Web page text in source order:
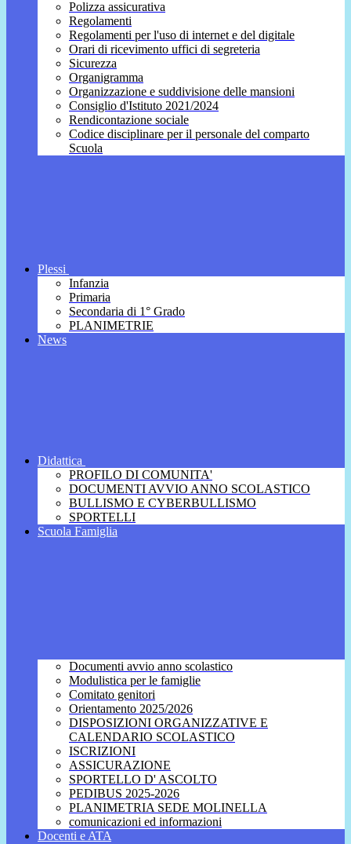
Polizza assicurativa
Regolamenti
Regolamenti per l'uso di internet e del digitale
Orari di ricevimento uffici di segreteria
Sicurezza
Organigramma
Organizzazione e suddivisione delle mansioni
Consiglio d'Istituto 2021/2024
Rendicontazione sociale
Codice disciplinare per il personale del comparto
Scuola
Plessi
Infanzia
Primaria
Secondaria di 1° Grado
PLANIMETRIE
News
Didattica
PROFILO DI COMUNITA'
DOCUMENTI AVVIO ANNO SCOLASTICO
BULLISMO E CYBERBULLISMO
SPORTELLI
Scuola Famiglia
Documenti avvio anno scolastico
Modulistica per le famiglie
Comitato genitori
Orientamento 2025/2026
DISPOSIZIONI ORGANIZZATIVE E
CALENDARIO SCOLASTICO
ISCRIZIONI
ASSICURAZIONE
SPORTELLO D' ASCOLTO
PEDIBUS 2025-2026
PLANIMETRIA SEDE MOLINELLA
comunicazioni ed informazioni
Docenti e ATA